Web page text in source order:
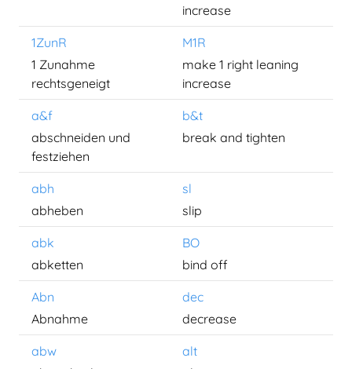
increase
1ZunR
M1R
1 Zunahme
rechtsgeneigt
make 1 right leaning
increase
a&f
b&t
abschneiden und
festziehen
break and tighten
abh
sl
abheben
slip
abk
BO
abketten
bind off
Abn
dec
Abnahme
decrease
abw
alt